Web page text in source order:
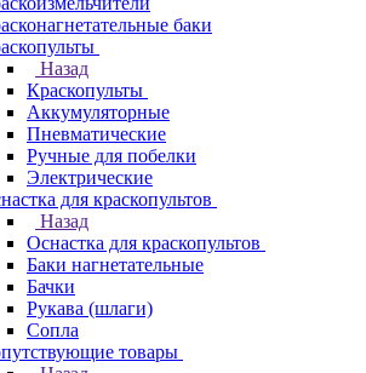
баки
Назад
Краскопульты
Аккумуляторные
Пневматические
Ручные для побелки
Электрические
для краскопультов
Назад
Оснастка для краскопультов
Баки нагнетательные
Бачки
Рукава (шлаги)
Сопла
товары